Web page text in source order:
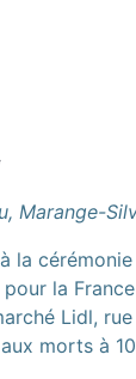
Marange-
la
la
Lidl,
morts à